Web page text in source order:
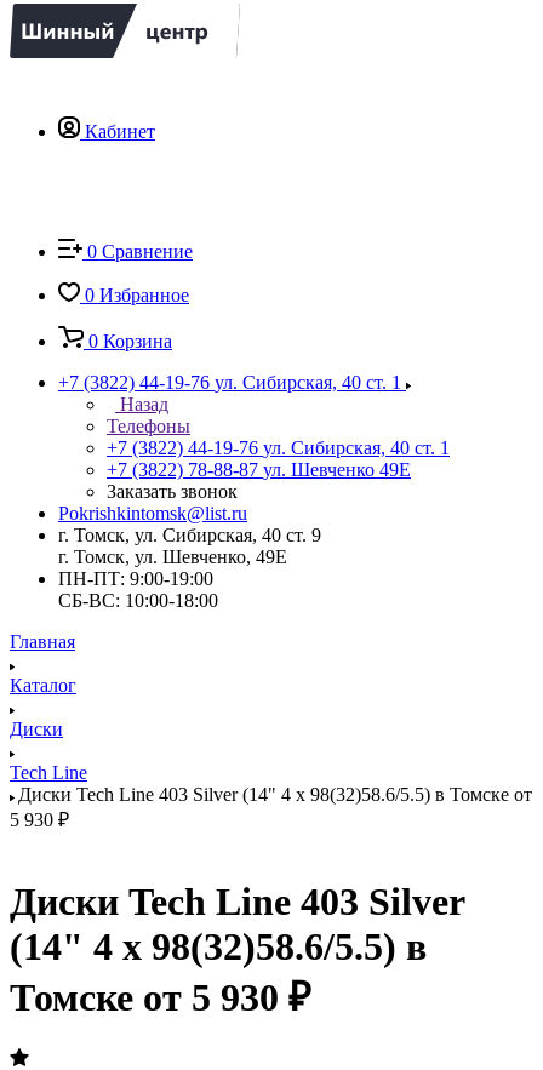
Кабинет
0 Сравнение
0 Избранное
0 Корзина
+7 (3822) 44-19-76 ул. Сибирская, 40 ст. 1
Назад
Телефоны
+7 (3822) 44-19-76 ул. Сибирская, 40 ст. 1
+7 (3822) 78-88-87 ул. Шевченко 49Е
Заказать звонок
Pokrishkintomsk@list.ru
г. Томск, ул. Сибирская, 40 ст. 9
г. Томск, ул. Шевченко, 49Е
ПН-ПТ: 9:00-19:00
СБ-ВС: 10:00-18:00
Главная
Каталог
Диски
Tech Line
Диски Tech Line 403 Silver (14" 4 x 98(32)58.6/5.5) в Томске от
5 930 ₽
Диски Tech Line 403 Silver
(14" 4 x 98(32)58.6/5.5) в
Томске от 5 930 ₽